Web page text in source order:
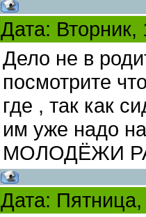
Дата:
Дело не в
посмотрите
где , так как
им уже надо
МОЛОДЁЖИ
Дата: